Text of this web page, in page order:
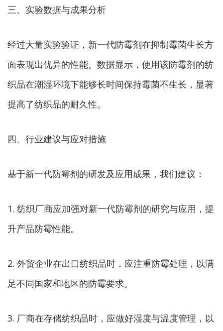
三、实验数据与成果分析
经过大量实验验证，新一代防霉剂在抑制霉菌生长方
面表现出优异的性能。数据显示，使用该防霉剂的纺
织品在潮湿环境下能够长时间保持霉菌不生长，显著
提高了纺织品的耐久性。
四、行业建议与应对措施
基于新一代防霉剂的研发及应用成果，我们建议：
1. 纺织厂商应加强对新一代防霉剂的研究与应用，提
升产品防霉性能。
2. 外贸企业在出口纺织品时，应注重防霉处理，以满
足不同国家和地区的防霉要求。
3. 厂商在存储纺织品时，应做好湿度与温度管理，以